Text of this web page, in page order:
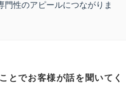
門性のアピールにつながりま
とでお客様が話を聞いてく